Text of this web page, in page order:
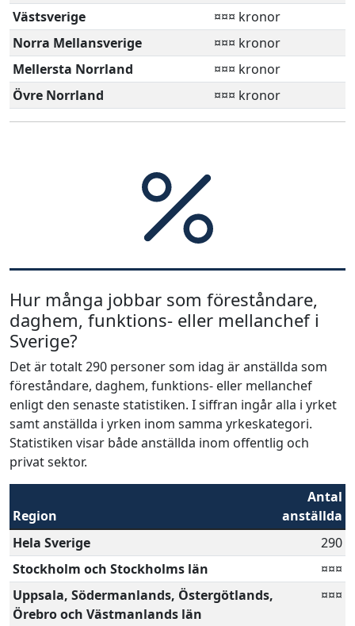
Västsverige
¤¤¤ kronor
Norra Mellansverige
¤¤¤ kronor
Mellersta Norrland
¤¤¤ kronor
Övre Norrland
¤¤¤ kronor
Hur många jobbar som föreståndare,
daghem, funktions- eller mellanchef i
Sverige?
Det är totalt 290 personer som idag är anställda som
föreståndare, daghem, funktions- eller mellanchef
enligt den senaste statistiken. I siffran ingår alla i yrket
samt anställda i yrken inom samma yrkeskategori.
Statistiken visar både anställda inom offentlig och
privat sektor.
Region
Antal
anställda
Hela Sverige
290
Stockholm och Stockholms län
¤¤¤
Uppsala, Södermanlands, Östergötlands,
Örebro och Västmanlands län
¤¤¤